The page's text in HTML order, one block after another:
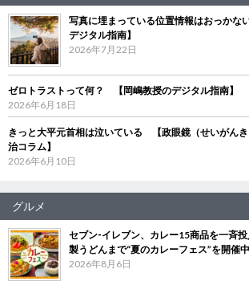
写真に埋まっている位置情報はおっか
デジタル指南】
2026年7月22日
ゼロトラストって何？ 【岡嶋教授のデジタル指南】
2026年6月18日
きっと大平元首相は泣いている 【政眼鏡（せいがん
治コラム】
2026年6月10日
グルメ
セブン‐イレブン、カレー15商品を一斉
製うどんまで“夏のカレーフェス”を開催中
2026年8月6日